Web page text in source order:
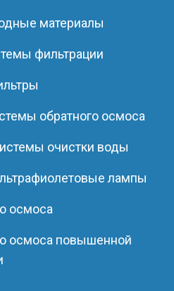
материалы
фильтрации
обратного осмоса
очистки воды
лампы
осмоса
осмоса повышенной